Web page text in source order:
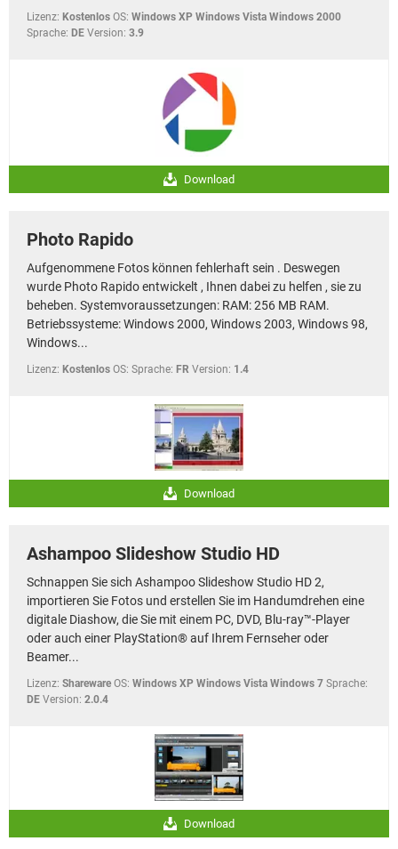
Lizenz: Kostenlos OS: Windows XP Windows Vista Windows 2000
Sprache: DE Version: 3.9
Download
Photo Rapido
Aufgenommene Fotos können fehlerhaft sein . Deswegen
wurde Photo Rapido entwickelt , Ihnen dabei zu helfen , sie zu
beheben. Systemvoraussetzungen: RAM: 256 MB RAM.
Betriebssysteme: Windows 2000, Windows 2003, Windows 98,
Windows...
Lizenz: Kostenlos OS: Sprache: FR Version: 1.4
Download
Ashampoo Slideshow Studio HD
Schnappen Sie sich Ashampoo Slideshow Studio HD 2,
importieren Sie Fotos und erstellen Sie im Handumdrehen eine
digitale Diashow, die Sie mit einem PC, DVD, Blu-ray™-Player
oder auch einer PlayStation® auf Ihrem Fernseher oder
Beamer...
Lizenz: Shareware OS: Windows XP Windows Vista Windows 7 Sprache:
DE Version: 2.0.4
Download